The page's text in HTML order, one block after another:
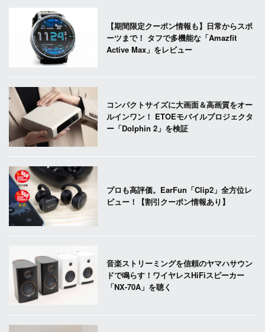
【期間限定クーポン情報も】日常からスポ
ーツまで！ タフで多機能な「Amazfit
Active Max」をレビュー
コンパクトサイズに大画面＆高画質をオー
ルインワン！ ETOEモバイルプロジェクタ
ー「Dolphin 2」を検証
プロも高評価。EarFun「Clip2」全方位レ
ビュー！【割引クーポン情報あり】
音楽ストリーミングを信頼のヤマハサウン
ドで鳴らす！ワイヤレスHiFiスピーカー
「NX-70A」を聴く